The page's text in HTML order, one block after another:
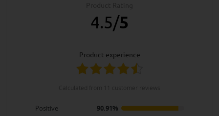
4.5/5
product experience
Positive
90.91%